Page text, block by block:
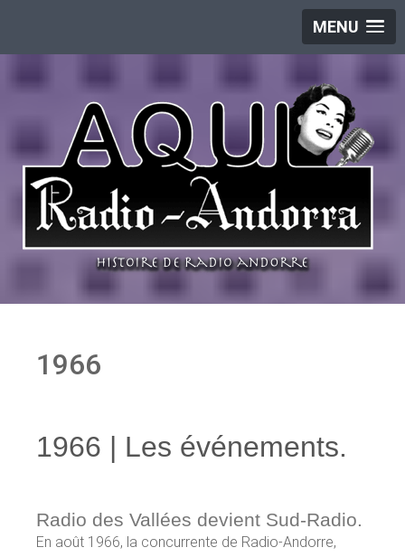
MENU
1966
1966 | Les événements.
Radio des Vallées devient Sud-Radio.
En août 1966, la concurrente de Radio-Andorre,